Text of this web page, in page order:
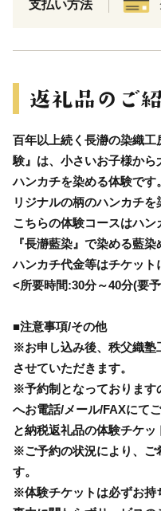
支払い方法
百年以上続く長瀞の染織
験』は、小さいお子様か
ハンカチを染める体験で
リジナルの柄のハンカチを
こちらの体験コースはハ
『長瀞藍染』で染める藍
ハンカチ代金等はチケット
<所要時間:30分～40分(要
■注意事項/その他
※お申し込み後、秩父織塾
させていただきます。
※予約制となっております
へお電話/メール/FAXにて
と納税返礼品の体験チケ
※ご予約の状況により、ご
す。
※体験チケットは必ずお持